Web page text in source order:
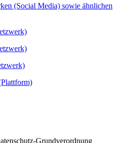
(Social Media) sowie ähnlichen
Grundverordnung